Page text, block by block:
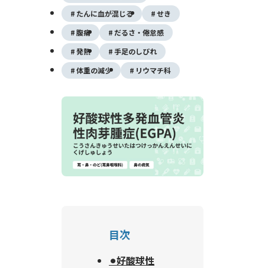
たんに血が混じる
せき
腹痛
だるさ・倦怠感
発熱
手足のしびれ
体重の減少
リウマチ科
目次
⚫︎好酸球性